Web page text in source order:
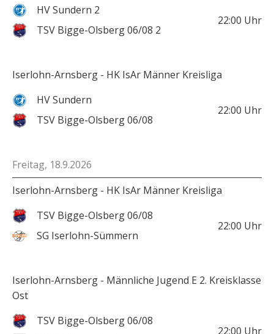
HV Sundern 2
TSV Bigge-Olsberg 06/08 2
22:00 Uhr
Iserlohn-Arnsberg - HK IsAr Männer Kreisliga
HV Sundern
TSV Bigge-Olsberg 06/08
22:00 Uhr
Freitag, 18.9.2026
Iserlohn-Arnsberg - HK IsAr Männer Kreisliga
TSV Bigge-Olsberg 06/08
SG Iserlohn-Sümmern
22:00 Uhr
Iserlohn-Arnsberg - Männliche Jugend E 2. Kreisklasse
Ost
TSV Bigge-Olsberg 06/08
22:00 Uhr